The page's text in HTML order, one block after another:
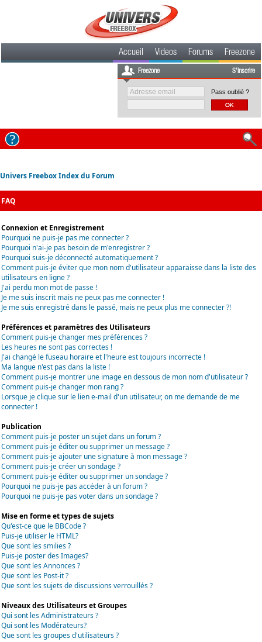
Accueil Videos Forums Freezone
Freezone S'inscrire
Pass oublié ?
Univers Freebox Index du Forum
FAQ
Connexion et Enregistrement
Pourquoi ne puis-je pas me connecter ?
Pourquoi n'ai-je pas besoin de m'enregistrer ?
Pourquoi suis-je déconnecté automatiquement ?
Comment puis-je éviter que mon nom d'utilisateur apparaisse dans la liste des
utilisateurs en ligne ?
J'ai perdu mon mot de passe !
Je me suis inscrit mais ne peux pas me connecter !
Je me suis enregistré dans le passé, mais ne peux plus me connecter ?!
Préférences et paramètres des Utilisateurs
Comment puis-je changer mes préférences ?
Les heures ne sont pas correctes !
J'ai changé le fuseau horaire et l'heure est toujours incorrecte !
Ma langue n'est pas dans la liste !
Comment puis-je montrer une image en dessous de mon nom d'utilisateur ?
Comment puis-je changer mon rang ?
Lorsque je clique sur le lien e-mail d'un utilisateur, on me demande de me
connecter !
Publication
Comment puis-je poster un sujet dans un forum ?
Comment puis-je éditer ou supprimer un message ?
Comment puis-je ajouter une signature à mon message ?
Comment puis-je créer un sondage ?
Comment puis-je éditer ou supprimer un sondage ?
Pourquoi ne puis-je pas accéder à un forum ?
Pourquoi ne puis-je pas voter dans un sondage ?
Mise en forme et types de sujets
Qu'est-ce que le BBCode ?
Puis-je utiliser le HTML?
Que sont les smilies ?
Puis-je poster des Images?
Que sont les Annonces ?
Que sont les Post-it ?
Que sont les sujets de discussions verrouillés ?
Niveaux des Utilisateurs et Groupes
Qui sont les Administrateurs ?
Qui sont les Modérateurs?
Que sont les groupes d'utilisateurs ?